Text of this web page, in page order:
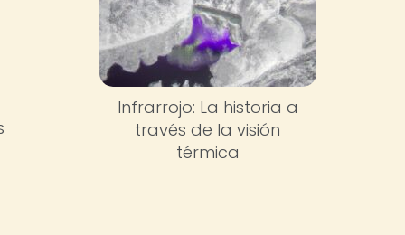
Infrarrojo: La historia a
través de la visión
térmica